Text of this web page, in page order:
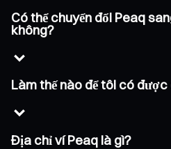
Có thể chuyển đổi Peaq
không?
Làm thế nào để tôi có
Địa chỉ ví Peaq là gì?